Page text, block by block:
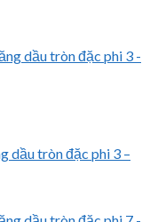
dầu tròn đặc phi 3 –